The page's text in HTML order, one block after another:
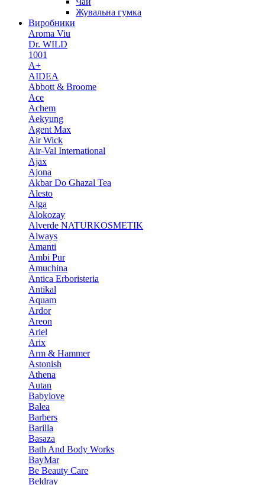
Жувальна гумка
Виробники
Aroma Viu
Dr. WILD
1001
A+
AIDEA
Abbott & Broome
Ace
Achem
Aekyung
Agent Max
Air Wick
Air-Val International
Ajax
Ajona
Akbar Do Ghazal Tea
Alesto
Alga
Alokozay
Alverde NATURKOSMETIK
Always
Amanti
Ambi Pur
Amuchina
Antica Erboristeria
Antikal
Aquam
Ardor
Areon
Ariel
Arix
Arm & Hammer
Astonish
Athena
Autan
Babylove
Balea
Barbers
Barilla
Basaza
Bath And Body Works
BayMar
Be Beauty Care
Beldray